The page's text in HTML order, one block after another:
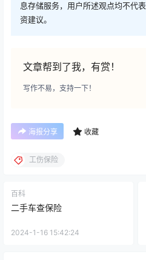
息存储服务，用户所述观点均不代
资建议。
文章帮到了我，有赏！
写作不易，支持一下！
海报分享 收藏
工伤保险
百科
二手车查保险
2024-1-16 15:42:24